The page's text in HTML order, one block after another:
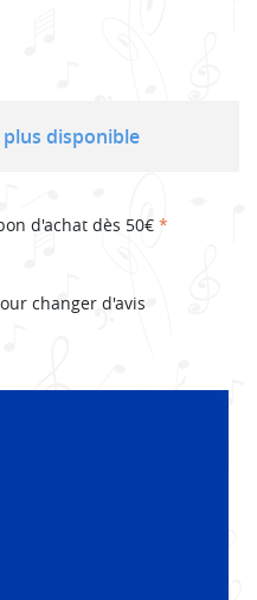
disponible
d'achat dès 50€ *
changer d'avis